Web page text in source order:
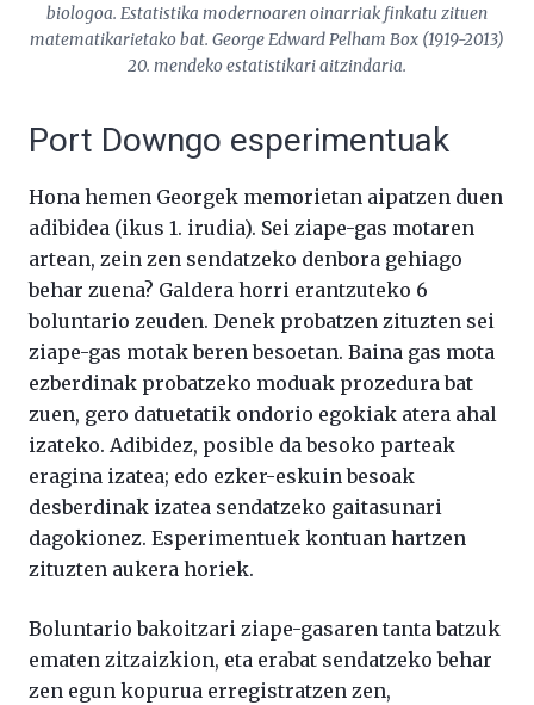
biologoa. Estatistika modernoaren oinarriak finkatu zituen
matematikarietako bat. George Edward Pelham Box (1919-2013)
20. mendeko estatistikari aitzindaria.
Port Downgo esperimentuak
Hona hemen Georgek memorietan aipatzen duen
adibidea (ikus 1. irudia). Sei ziape-gas motaren
artean, zein zen sendatzeko denbora gehiago
behar zuena? Galdera horri erantzuteko 6
boluntario zeuden. Denek probatzen zituzten sei
ziape-gas motak beren besoetan. Baina gas mota
ezberdinak probatzeko moduak prozedura bat
zuen, gero datuetatik ondorio egokiak atera ahal
izateko. Adibidez, posible da besoko parteak
eragina izatea; edo ezker-eskuin besoak
desberdinak izatea sendatzeko gaitasunari
dagokionez. Esperimentuek kontuan hartzen
zituzten aukera horiek.
Boluntario bakoitzari ziape-gasaren tanta batzuk
ematen zitzaizkion, eta erabat sendatzeko behar
zen egun kopurua erregistratzen zen,